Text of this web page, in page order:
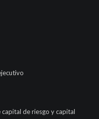
de riesgo y capital